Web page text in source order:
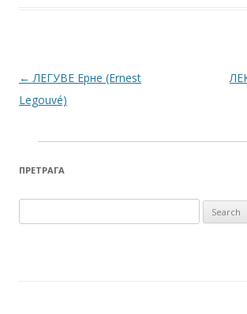
Post navigation
← ЛЕГУВЕ Ерне (Ernest
Legouvé)
ПРЕТРАГА